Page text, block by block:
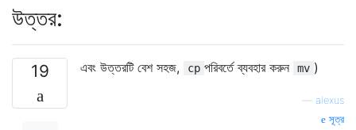
উত্তর:
19 এবং উত্তরটি বেশ সহজ, cp পরিবর্তে ব্যবহার করুন mv )
alexus
সূত্র